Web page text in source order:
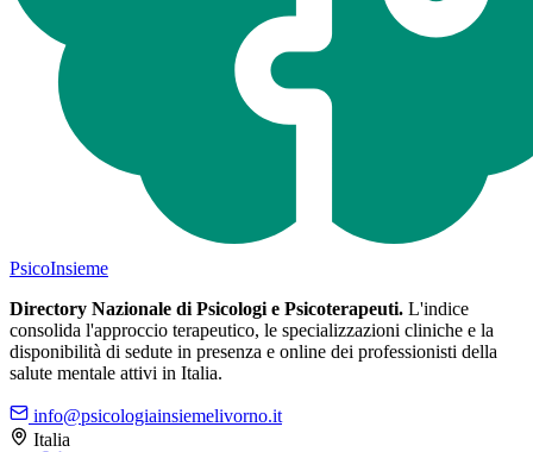
PsicoInsieme
Directory Nazionale di Psicologi e Psicoterapeuti. L'indice
consolida l'approccio terapeutico, le specializzazioni cliniche e la
disponibilità di sedute in presenza e online dei professionisti della
salute mentale attivi in Italia.
info@psicologiainsiemelivorno.it
Italia